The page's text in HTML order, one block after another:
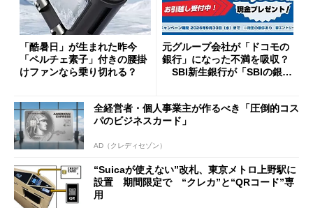
「酷暑日」が生まれた昨今
「ペルチェ素子」付きの腰掛
けファンなら乗り切れる？
元グループ会社が「ドコモの
銀行」になった不満を吸収？
SBI新生銀行が「SBIの銀
開催
全経営者・個人事業主が作るべき「圧倒的コス
パのビジネスカード」
AD（クレディセゾン）
“Suicaが使えない”改札、東京メトロ上野駅に
設置 期間限定で “クレカ”と“QRコード”専
用